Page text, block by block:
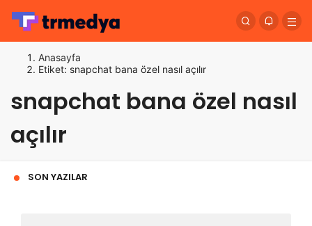
Anasayfa
Etiket: snapchat bana özel nasıl açılır
snapchat bana özel nasıl
açılır
SON YAZILAR